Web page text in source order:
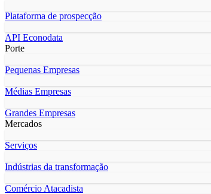
Plataforma de prospecção
API Econodata
Porte
Pequenas Empresas
Médias Empresas
Grandes Empresas
Mercados
Serviços
Indústrias da transformação
Comércio Atacadista